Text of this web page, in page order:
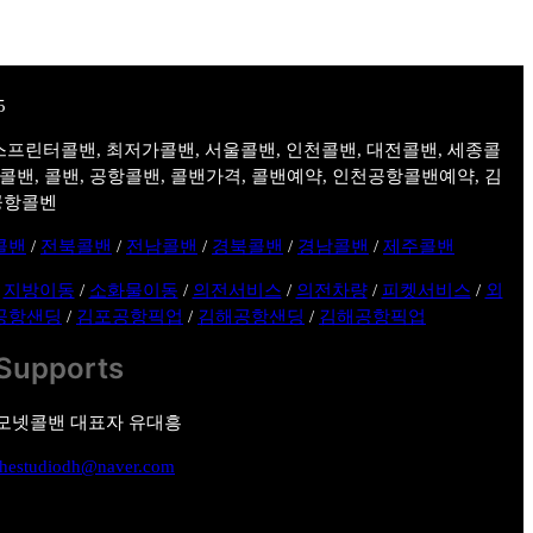
린터콜밴, 최저가콜밴, 서울콜밴, 인천콜밴, 대전콜밴, 세종콜
밴, 콜밴, 공항콜밴, 콜밴가격, 콜밴예약, 인천공항콜밴예약, 김
콜벤
밴 / 전북콜밴 / 전남콜밴 / 경북콜밴 / 경남콜밴 / 제주콜밴
지방이동 / 소화물이동 / 의전서비스 / 의전차량/ 피켓서비스 / 외
항샌딩 / 김포공항픽업 / 김해공항샌딩 / 김해공항픽업
넷콜밴 대표자 유대흥